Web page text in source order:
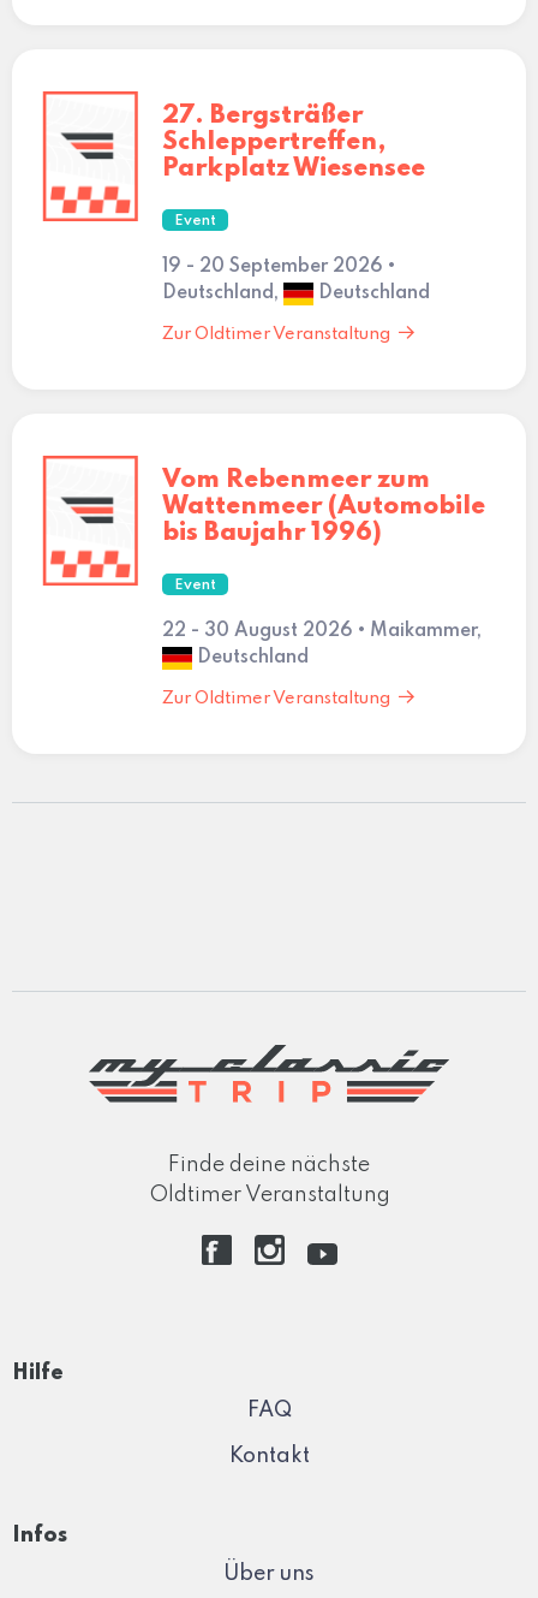
27. Bergsträßer
Schleppertreffen,
Parkplatz Wiesensee
Event
19 - 20 September 2026 •
Deutschland,
Deutschland
Zur Oldtimer Veranstaltung
Vom Rebenmeer zum
Wattenmeer (Automobile
bis Baujahr 1996)
Event
22 - 30 August 2026 • Maikammer,
Deutschland
Zur Oldtimer Veranstaltung
Finde deine nächste
Oldtimer Veranstaltung
Hilfe
FAQ
Kontakt
Infos
Über uns